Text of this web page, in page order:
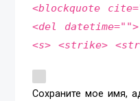
<blockquote
<del
<s> <strike>
Сохраните мое имя,